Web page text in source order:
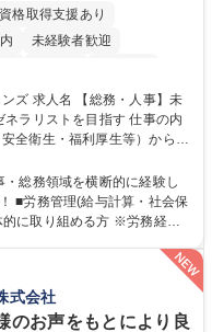
資格取得支援あり
未経験者歓迎
土日祝休み 寮・社宅あり
】未
ストを目指す 仕事の内
全衛生・福利厚生等）からお
務へ守備範囲を広げ、組織運
生、健康経営推進等をお任せ
幅広く経験を積んでいただき
め、ご経験が浅くても安心！
募集職種 【総
を支えるゼネラリストを目
総務領域を横断的に経験し
保
に取り組める方 ※労務経験
人事、労務、採用、教育業務
き・勤怠管理など）の経験
式会社
のお声をもとにより良